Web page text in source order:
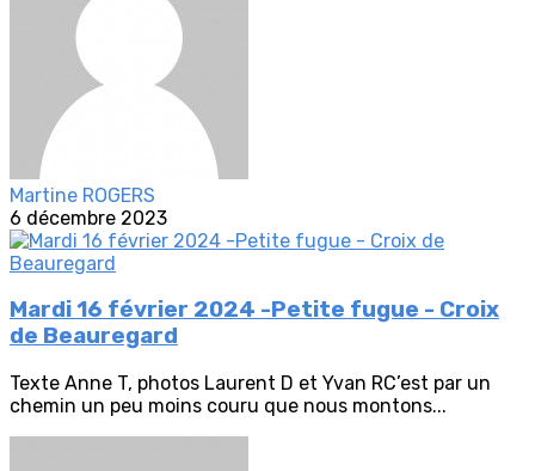
Martine ROGERS
6 décembre 2023
Mardi 16 février 2024 -Petite fugue - Croix
de Beauregard
Texte Anne T, photos Laurent D et Yvan RC’est par un
chemin un peu moins couru que nous montons...